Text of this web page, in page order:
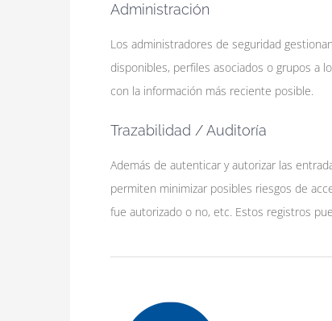
Administración
Los administradores de seguridad
disponibles, perfiles asociados o grupos a
con la información más reciente posible.
Trazabilidad / Auditoría
Además de autenticar y autorizar las
permiten minimizar posibles riesgos de
fue autorizado o no, etc. Estos registros